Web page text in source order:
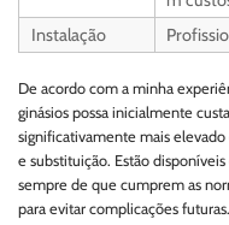
Instalação
De acordo com a minha
ginásios possa inicialmente
significativamente mais
e substituição. Estão
sempre de que cumprem as
para evitar complicações futuras.